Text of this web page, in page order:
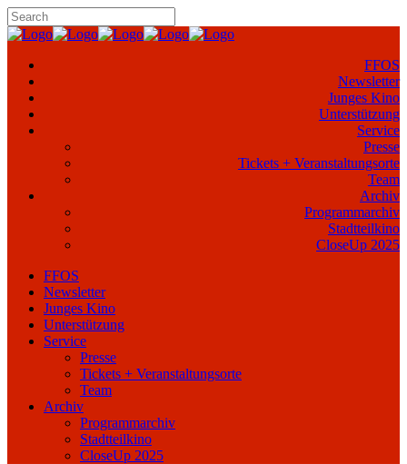
FFOS
Newsletter
Junges Kino
Unterstützung
Service
Presse
Tickets + Veranstaltungsorte
Team
Archiv
Programmarchiv
Stadtteilkino
CloseUp 2025
FFOS
Newsletter
Junges Kino
Unterstützung
Service
Presse
Tickets + Veranstaltungsorte
Team
Archiv
Programmarchiv
Stadtteilkino
CloseUp 2025